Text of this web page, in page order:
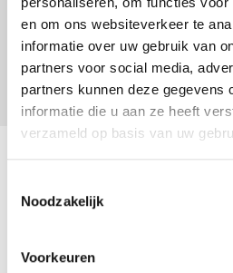
en om ons websiteverkeer te
informatie over uw gebruik van
partners voor social media,
partners kunnen deze gegevens
informatie die u aan ze heeft
verzameld op basis van uw
Noodzakelijk
Voorkeuren
voor glasbreuk, diefstal,
met dieren.
Naar alle voordelen van onze
Het contract voor deze
afgesloten voor een
elk jaar stilzwijgend